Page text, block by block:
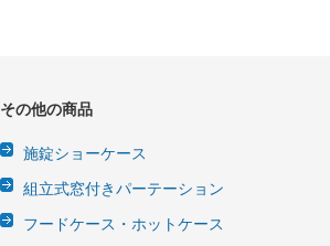
その他の商品
施錠ショーケース
組立式窓付きパーテーション
フードケース・ホットケース